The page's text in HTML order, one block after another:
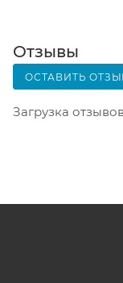
Вскрывать
только после
содержать не
не должна
Отзывы
ОСТАВИТЬ
Загрузка